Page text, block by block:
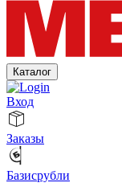
Каталог
Вход
Заказы
Базисрубли